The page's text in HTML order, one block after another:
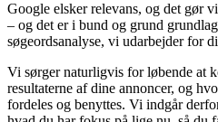
Google elsker relevans, og det gør
– og det er i bund og grund
søgeordsanalyse, vi udarbejder for
Vi sørger naturligvis for løbende at
resultaterne af dine annoncer, og
fordeles og benyttes. Vi indgår